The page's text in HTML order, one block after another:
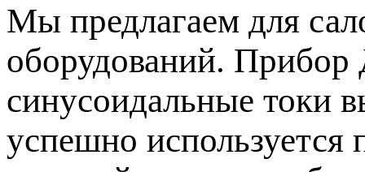
Мы предлагаем для
оборудований. Прибор
синусоидальные токи
успешно используется